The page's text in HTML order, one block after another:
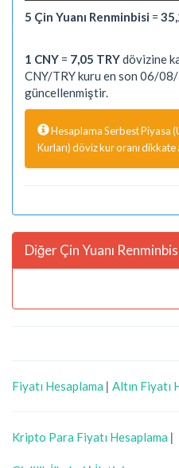
5 Çin Yuanı Renminbisi =
1 CNY = 7,05 TRYdövizine
CNY/TRY kuru en son 06/
güncellenmiştir.
Hesaplama Serbest Piyasa
Kurları) döviz kur oranı dikkate
Diğer Çin Yuanı
Fiyatı Hesaplama | Altın Fiyatı
Kripto Para Fiyatı Hesaplama |